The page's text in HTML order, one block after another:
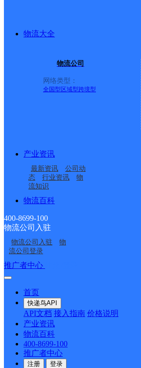
物流大全
物流公司
网络类型：
全国型 区域型跨境型
产业资讯
最新资讯
公司动
态
行业资讯
物
流知识
物流百科
400-8699-100
物流公司入驻
物流公司入驻
物
流公司登录
推广者中心
首页
快递鸟API
API文档 接入指南 价格说明
产业资讯
物流百科
400-8699-100
推广者中心
注册 登录
分部
河南新乡市公司红旗区
南环路火炬园分部
河南新乡市公司红旗区
华兰大道分部
河南新乡分拨营销市场
部三只松鼠分部
河南新乡分拨营销市场
部新乡分部
河南新乡市公司红旗区
和平路体育分部
河南新乡市公司红旗区
接口API
API接口 DEMO下载
关于我们
公司介绍 企业动态
合作伙伴 快递鸟接口服务协议
户隐私政策